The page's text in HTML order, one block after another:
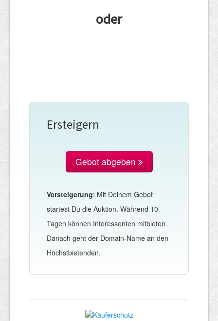
oder
Ersteigern
Gebot abgeben
Versteigerung: Mit Deinem Gebot
startest Du die Auktion. Während 10
Tagen können Interessenten mitbieten.
Danach geht der Domain-Name an den
Höchstbietenden.